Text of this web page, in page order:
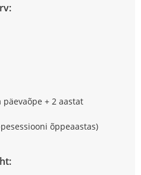
päevaõpe + 2 aastat
õppeaastas)